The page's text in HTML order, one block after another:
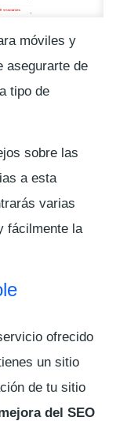
móviles y
asegurarte de
tipo de
sobre las
a esta
varias
fácilmente la
ofrecido
un sitio
de tu sitio
del SEO